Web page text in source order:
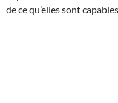
de ce qu’elles sont